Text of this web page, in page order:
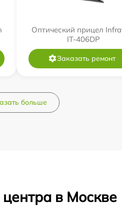
Оптический прицел
IT-406DP
Заказать ремонт
больше
центра в Москве